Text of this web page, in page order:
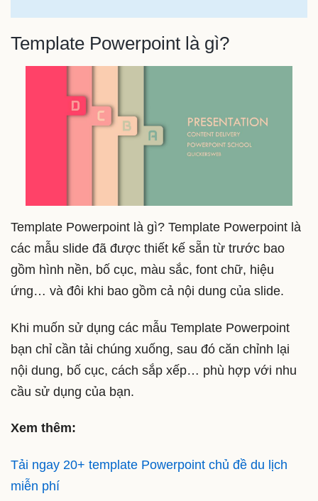
Template Powerpoint là gì?
Template Powerpoint là gì? Template Powerpoint là
các mẫu slide đã được thiết kế sẵn từ trước bao
gồm hình nền, bố cục, màu sắc, font chữ, hiệu
ứng… và đôi khi bao gồm cả nội dung của slide.
Khi muốn sử dụng các mẫu Template Powerpoint
bạn chỉ cần tải chúng xuống, sau đó căn chỉnh lại
nội dung, bố cục, cách sắp xếp… phù hợp với nhu
cầu sử dụng của bạn.
Xem thêm:
Tải ngay 20+ template Powerpoint chủ đề du lịch
miễn phí